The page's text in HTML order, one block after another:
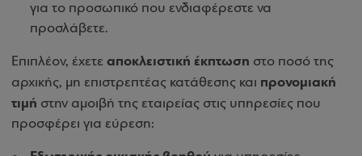
για το προσωπικό που ενδιαφέρεστε να
προσλάβετε.
Επιπλέον, έχετε αποκλειστική έκπτωση στο ποσό της
αρχικής, μη επιστρεπτέας κατάθεσης και προνομιακή
τιμή στην αμοιβή της εταιρείας στις υπηρεσίες που
προσφέρει για εύρεση: